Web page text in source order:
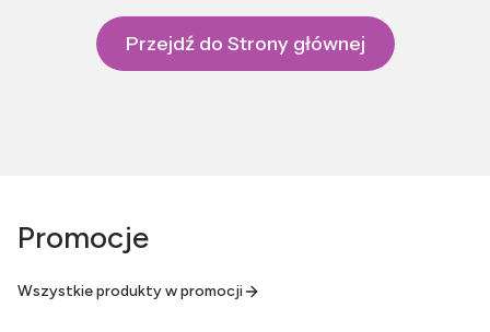
Przejdź do Strony głównej
Promocje
Wszystkie produkty w promocji